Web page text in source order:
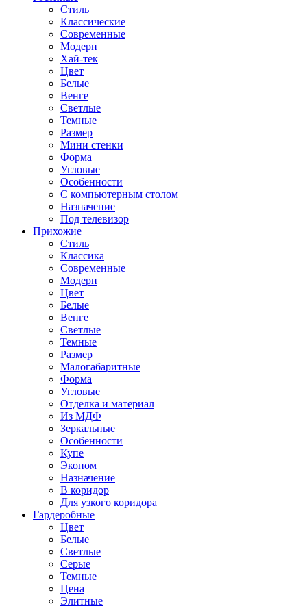
Стиль
Классические
Современные
Модерн
Хай-тек
Цвет
Белые
Венге
Светлые
Темные
Размер
Мини стенки
Форма
Угловые
Особенности
С компьютерным столом
Назначение
Под телевизор
Прихожие
Стиль
Классика
Современные
Модерн
Цвет
Белые
Венге
Светлые
Темные
Размер
Малогабаритные
Форма
Угловые
Отделка и материал
Из МДФ
Зеркальные
Особенности
Купе
Эконом
Назначение
В коридор
Для узкого коридора
Гардеробные
Цвет
Белые
Светлые
Серые
Темные
Цена
Элитные